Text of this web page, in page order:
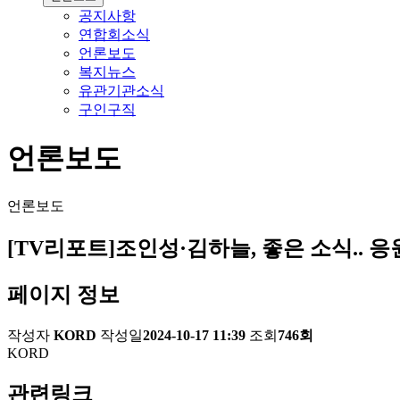
공지사항
연합회소식
언론보도
복지뉴스
유관기관소식
구인구직
언론보도
언론보도
[TV리포트]조인성·김하늘, 좋은 소식.. 응
페이지 정보
작성자 KORD 작성일2024-10-17 11:39 조회 746회
KORD
관련링크